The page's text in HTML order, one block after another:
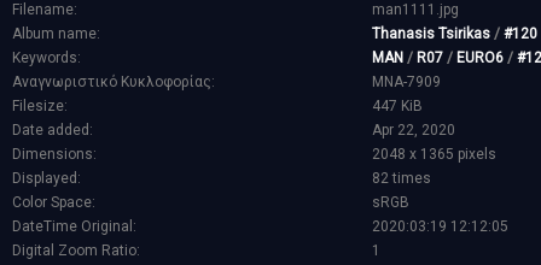
Filename:
man1111.jpg
Album name:
Thanasis Tsirikas / #120
Keywords:
MAN / R07 / EURO6 /
Αναγνωριστικό Κυκλοφορίας:
MNA-7909
Filesize:
447 KiB
Date added:
Apr 22, 2020
Dimensions:
2048 x 1365 pixels
Displayed:
82 times
Color Space:
sRGB
DateTime Original:
2020:03:19 12:12:05
Digital Zoom Ratio:
1